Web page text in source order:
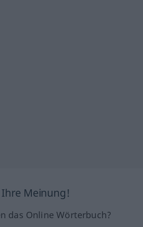
Ihre Meinung!
das Online Wörterbuch?